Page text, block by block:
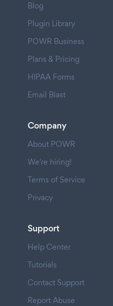
Blog
Plugin Library
POWR Business
Plans & Pricing
HIPAA Forms
Email Blast
Company
About POWR
We're hiring!
Terms of Service
Privacy
Support
Help Center
Tutorials
Contact Support
Report Abuse